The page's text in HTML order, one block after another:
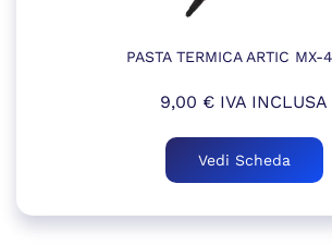
PASTA TERMICA ARTIC MX-
9,00 € IVA INCLUSA
Vedi Scheda